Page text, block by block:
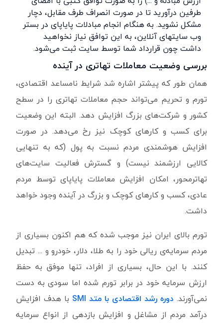
طرفین درآورید تا در صورت انصراف طرف مقابل، دچار
مشکل نشوید. به هنگام انجام مبادلات پایاپای در بستر
وب سایتهای آنلاین، به این توافق نیاز نخواهید
داشت چون قرارداد شما توسط سایت ثبت می‌شود.
بررسی وضعیت معاملات تهاتری در آینده
همان طور که پیشتر اشاره شد شرایط نامساعد اقتصادی،
تورم و تحریم می‌تواند حجم معاملات تهاتری را در سطح
کشور و شرکت‌های بزرگ افزایش دهد. البته این وضعیت
برای کسب و کارهای کوچک نیز رخ می‌دهد. در صورت
افزایش هوشمندی مردم نسبت به پول (که به تنهایی
کالایی ارزشمند نیست) و گسترش فعالیت سایت‌های
تهاتر‌محور، امکان افزایش معاملات پایاپای توسط مردم
عادی، کسب و کارهای کوچک و بزرگ در آینده وجود خواهد
داشت.
تورم بالای ایران نیز موجب شده که هم اکنون بسیاری از
مردم سرمایه‌ی ریالی خود را به طلا، دلار، خودرو و ... تبدیل
کنند. با این حال، بسیاری از افراد، تنها موفق به حفظ
ارزش سرمایه خود در برابر تورم شده اما سودی به دست
نمی‌آورند. دوره رشد اقتصادی با متد SMI با هدف افزایش
درآمد مردم از مشاغل و افزایش بازدهی از انواع سرمایه